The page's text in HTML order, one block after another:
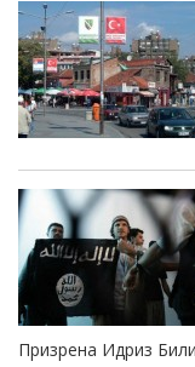
Призрена Идриз